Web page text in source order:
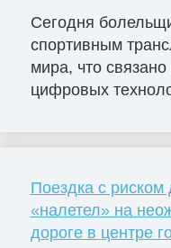
Сегодня
спортивным
мира, что
цифровых
Поездка с
«налетел» на
дороге в центре